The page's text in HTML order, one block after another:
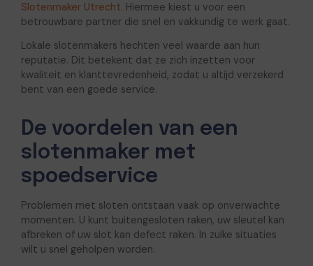
Slotenmaker Utrecht. Hiermee kiest u voor een
betrouwbare partner die snel en vakkundig te werk gaat.
Lokale slotenmakers hechten veel waarde aan hun
reputatie. Dit betekent dat ze zich inzetten voor
kwaliteit en klanttevredenheid, zodat u altijd verzekerd
bent van een goede service.
De voordelen van een
slotenmaker met
spoedservice
Problemen met sloten ontstaan vaak op onverwachte
momenten. U kunt buitengesloten raken, uw sleutel kan
afbreken of uw slot kan defect raken. In zulke situaties
wilt u snel geholpen worden.